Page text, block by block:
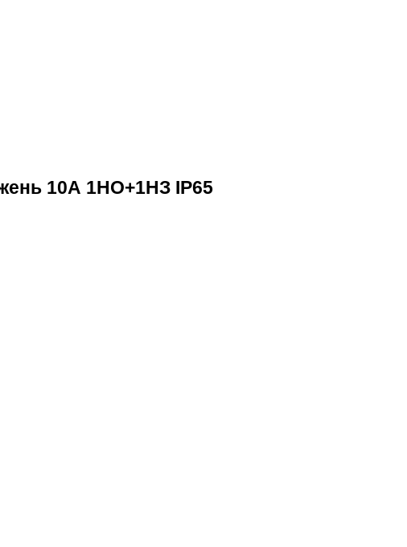
10А 1НО+1НЗ IP65